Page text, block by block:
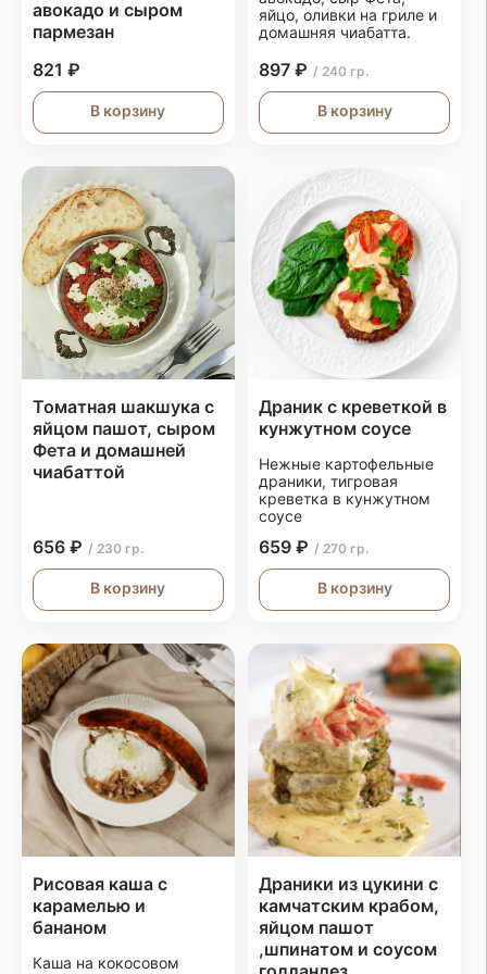
авокадо и сыром
пармезан
821 ₽
В корзину
яйцо, оливки на гриле и
домашняя чиабатта.
897 ₽ / 240 гр.
В корзину
Томатная шакшука с
яйцом пашот, сыром
Фета и домашней
чиабаттой
656 ₽ / 230 гр.
В корзину
Драник с креветкой в
кунжутном соусе
Нежные картофельные
драники, тигровая
креветка в кунжутном
соусе
659 ₽ / 270 гр.
В корзину
Рисовая каша с
карамелью и
бананом
Каша на кокосовом
Драники из цукини с
камчатским крабом,
яйцом пашот
,шпинатом и соусом